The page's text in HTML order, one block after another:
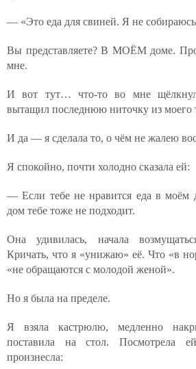
— «Это еда для свиней. Я не
Вы представляете? В МОЁМ доме.
мне.
И вот тут… что-то во мне
вытащил последнюю ниточку из моего
И да — я сделала то, о чём не жалею
Я спокойно, почти холодно сказала ей:
— Если тебе не нравится еда в моём
дом тебе тоже не подходит.
Она удивилась, начала
Кричать, что я «унижаю» её. Что «в
«не обращаются с молодой женой».
Но я была на пределе.
Я взяла кастрюлю, медленно
поставила на стол. Посмотрела
произнесла: